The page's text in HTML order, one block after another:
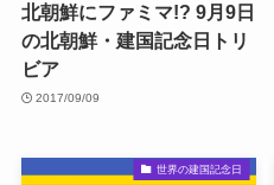
北朝鮮にファミマ!? 9月9日
の北朝鮮・建国記念日トリ
ビア
2017/09/09
世界の建国記念日